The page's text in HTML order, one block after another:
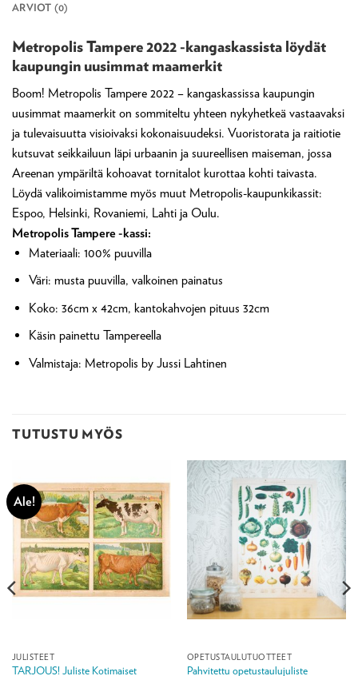
ARVIOT (0)
Metropolis Tampere 2022 -kangaskassista löydät
kaupungin uusimmat maamerkit
Boom! Metropolis Tampere 2022 – kangaskassissa kaupungin
uusimmat maamerkit on sommiteltu yhteen nykyhetkeä vastaavaksi
ja tulevaisuutta visioivaksi kokonaisuudeksi. Vuoristorata ja raitiotie
kutsuvat seikkailuun läpi urbaanin ja suureellisen maiseman, jossa
Areenan ympäriltä kohoavat tornitalot kurottaa kohti taivasta.
Löydä valikoimistamme myös muut Metropolis-kaupunkikassit:
Espoo, Helsinki, Rovaniemi, Lahti ja Oulu.
Metropolis Tampere -kassi:
Materiaali: 100% puuvilla
Väri: musta puuvilla, valkoinen painatus
Koko: 36cm x 42cm, kantokahvojen pituus 32cm
Käsin painettu Tampereella
Valmistaja: Metropolis by Jussi Lahtinen
TUTUSTU MYÖS
Ale!
JULISTEET
TARJOUS! Juliste Kotimaiset
OPETUSTAULUTUOTTEET
Pahvitettu opetustaulujuliste